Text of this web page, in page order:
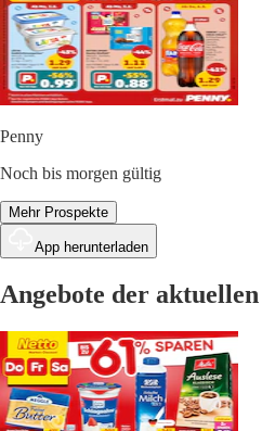
Penny
Noch bis morgen gültig
Mehr Prospekte
App herunterladen
Angebote der